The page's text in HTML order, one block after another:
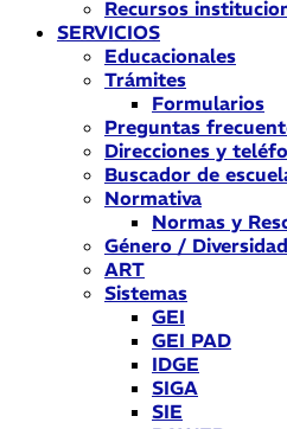
Recursos
SERVICIOS
Educacionales
Trámites
Formularios
Preguntas
Direcciones y
Buscador de
Normativa
Normas y
Género / Diversidad
ART
Sistemas
GEI
GEI PAD
IDGE
SIGA
SIE